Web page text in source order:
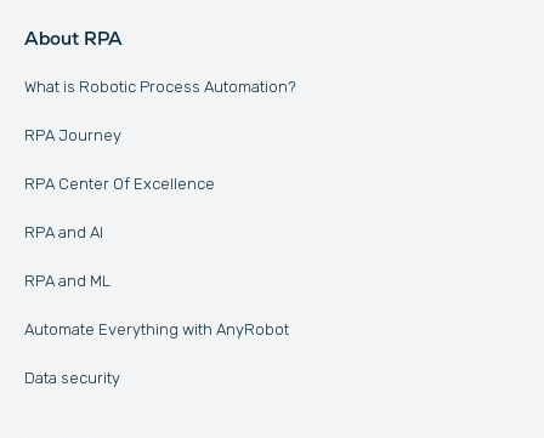
About RPA
What is Robotic Process Automation?
RPA Journey
RPA Center Of Excellence
RPA and AI
RPA and ML
Automate Everything with AnyRobot
Data security